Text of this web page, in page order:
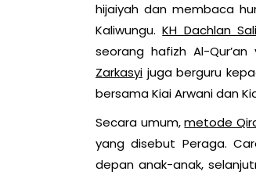
hijaiyah dan membaca
Kaliwungu.KH Dachlan
seorang hafizh Al-
Zarkasyi juga berguru
bersama Kiai Arwani dan
Secara umum,metode
yang disebut Peraga.
depan anak-anak,